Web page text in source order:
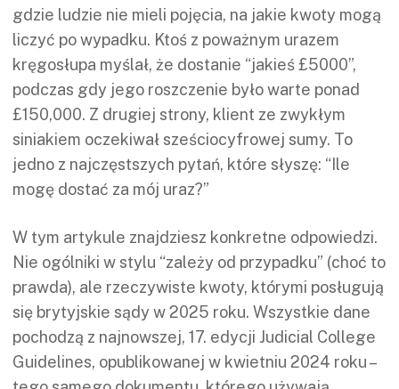
gdzie ludzie nie mieli pojęcia, na jakie kwoty mogą
liczyć po wypadku. Ktoś z poważnym urazem
kręgosłupa myślał, że dostanie “jakieś £5000”,
podczas gdy jego roszczenie było warte ponad
£150,000. Z drugiej strony, klient ze zwykłym
siniakiem oczekiwał sześciocyfrowej sumy. To
jedno z najczęstszych pytań, które słyszę: “Ile
mogę dostać za mój uraz?”
W tym artykule znajdziesz konkretne odpowiedzi.
Nie ogólniki w stylu “zależy od przypadku” (choć to
prawda), ale rzeczywiste kwoty, którymi posługują
się brytyjskie sądy w 2025 roku. Wszystkie dane
pochodzą z najnowszej, 17. edycji Judicial College
Guidelines, opublikowanej w kwietniu 2024 roku –